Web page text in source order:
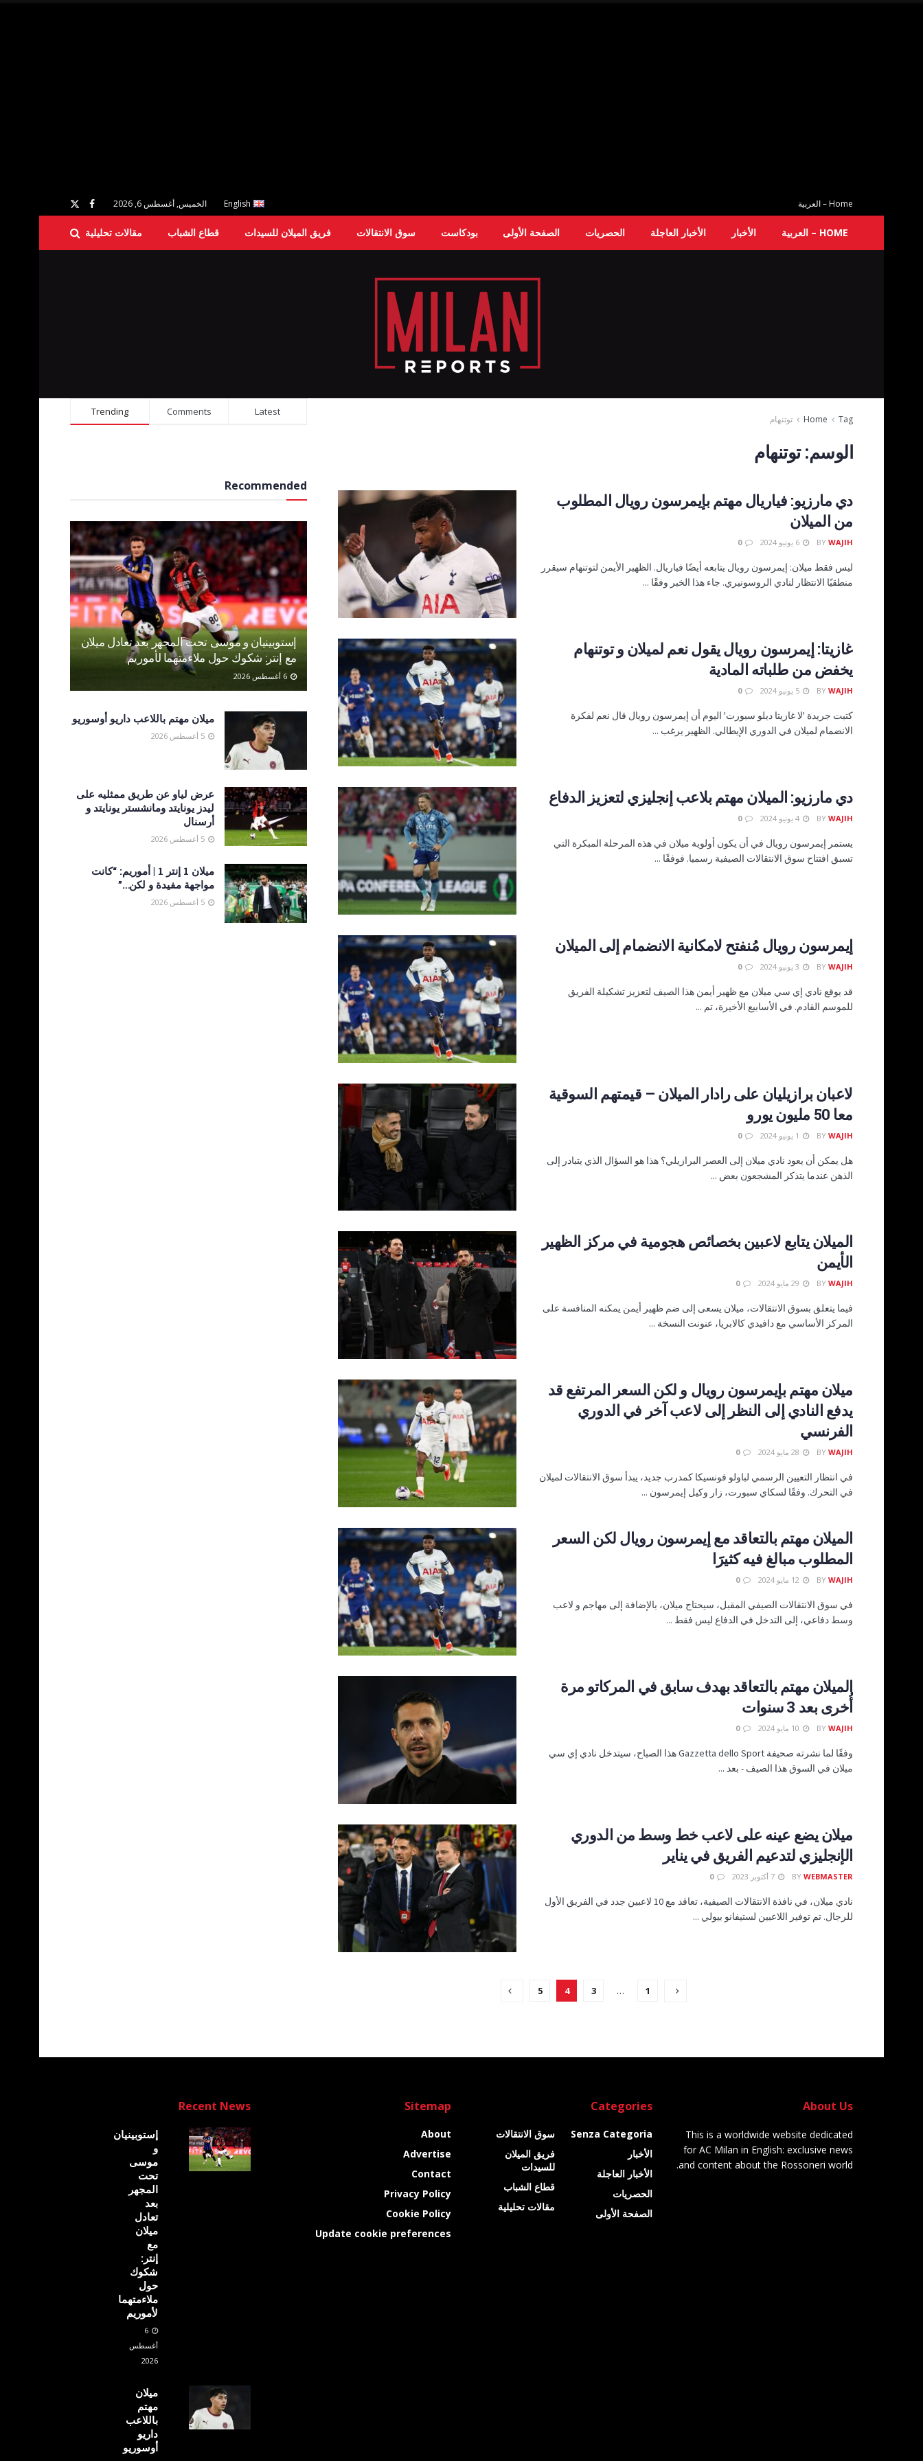
Home – العربية English الخميس, أغسطس 6, 2026
HOME – العربية الأخبار الأخبار العاجلة الحصريات الصفحة الأولى بودكاست سوق الانتقالات فريق الميلان للسيدات قطاع الشباب مقالات تحليلية
Home Tag توتنهام
الوسم:توتنهام
دي مارزيو: فياريال مهتم بإيمرسون رويال المطلوب
من الميلان
BY WAJIH
0
ليس فقط ميلان: إيمرسون رويال يتابعه أيضًا فياريال. الظهير الأيمن لتوتنهام سيقرر
منطقيًا الانتظار لنادي الروسونيري. جاء هذا الخبر وفقًا ...
غازيتا: إيمرسون رويال يقول نعم لميلان و توتنهام
يخفض من طلباته المادية
BY WAJIH
0
كتبت جريدة 'لا غازيتا ديلو سبورت' اليوم أن إيمرسون رويال قال نعم لفكرة
الانضمام لميلان في الدوري الإيطالي. الظهير يرغب ...
دي مارزيو: الميلان مهتم بلاعب إنجليزي لتعزيز الدفاع
BY WAJIH
0
يستمر إيمرسون رويال في أن يكون أولوية ميلان في هذه المرحلة المبكرة التي
تسبق افتتاح سوق الانتقالات الصيفية رسميا. فوفقًا ...
إيمرسون رويال مُنفتح لامكانية الانضمام إلى الميلان
BY WAJIH
0
قد يوقع نادي إي سي ميلان مع ظهير أيمن هذا الصيف لتعزيز تشكيلة الفريق
للموسم القادم. في الأسابيع الأخيرة، تم ...
لاعبان برازيليان على رادار الميلان – قيمتهم السوقية
معا 50 مليون يورو
BY WAJIH
0
هل يمكن أن يعود نادي ميلان إلى العصر البرازيلي؟ هذا هو السؤال الذي يتبادر إلى
الذهن عندما يتذكر المشجعون بعض ...
الميلان يتابع لاعبين بخصائص هجومية في مركز الظهير
الأيمن
BY WAJIH
0
فيما يتعلق بسوق الانتقالات، ميلان يسعى إلى ضم ظهير أيمن يمكنه المنافسة على
المركز الأساسي مع دافيدي كالابريا، عنونت النسخة ...
ميلان مهتم بإيمرسون رويال و لكن السعر المرتفع قد
يدفع النادي إلى النظر إلى لاعب آخر في الدوري
الفرنسي
BY WAJIH
0
في انتظار التعيين الرسمي لباولو فونسيكا كمدرب جديد، يبدأ سوق الانتقالات لميلان
في التحرك. وفقًا لسكاي سبورت، زار وكيل إيمرسون ...
الميلان مهتم بالتعاقد مع إيمرسون رويال لكن السعر
المطلوب مبالغ فيه كثيرََا
BY WAJIH
0
في سوق الانتقالات الصيفي المقبل، سيحتاج ميلان، بالإضافة إلى مهاجم و لاعب
وسط دفاعي، إلى التدخل في الدفاع ليس فقط ...
الميلان مهتم بالتعاقد بهدف سابق في المركاتو مرة
أُخرى بعد 3 سنوات
BY WAJIH
0
وفقًا لما نشرته صحيفة Gazzetta dello Sport هذا الصباح، سيتدخل نادي إي سي
ميلان في السوق هذا الصيف - بعد ...
ميلان يضع عينه على لاعب خط وسط من الدوري
الإنجليزي لتدعيم الفريق في يناير
BY WEBMASTER
0
نادي ميلان، في نافذة الانتقالات الصيفية، تعاقد مع 10 لاعبين جدد في الفريق الأول
للرجال. تم توفير اللاعبين لستيفانو بيولي ...
1
…
3
4
5
Trending Comments Latest
Recommended
إستوبينيان و موسى تحت المجهر بعد تعادل ميلان
مع إنتر: شكوك حول ملاءمتهما لأموريم
ميلان مهتم باللاعب داريو أوسوريو
عرض لياو عن طريق ممثليه على
ليدز يونايتد ومانشستر يونايتد و
أرسنال
ميلان 1 إنتر 1 | أموريم: “كانت
مواجهة مفيدة و لكن…”
About Us
This is a worldwide website dedicated
for AC Milan in English: exclusive news
and content about the Rossoneri world.
Categories
Senza Categoria
الأخبار
الأخبار العاجلة
الحصريات
الصفحة الأولى
سوق الانتقالات
فريق الميلان
للسيدات
قطاع الشباب
مقالات تحليلية
Sitemap
About
Advertise
Contact
Privacy Policy
Cookie Policy
Update cookie preferences
Recent News
إستوبينيان
و
موسى
تحت
المجهر
بعد
تعادل
ميلان
مع
إنتر:
شكوك
حول
ملاءمتهما
لأموريم
6
أغسطس
2026
ميلان
مهتم
باللاعب
داريو
أوسوريو